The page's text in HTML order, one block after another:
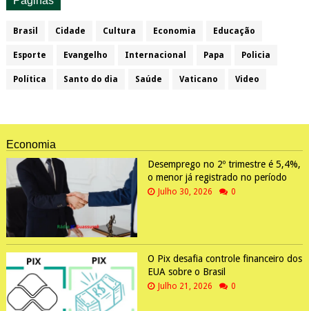
Brasil Cidade Cultura Economia Educação
Esporte Evangelho Internacional Papa Policia
Política Santo do dia Saúde Vaticano Video
Economia
Desemprego no 2º trimestre é 5,4%,
o menor já registrado no período
Julho 30, 2026 0
O Pix desafia controle financeiro dos
EUA sobre o Brasil
Julho 21, 2026 0